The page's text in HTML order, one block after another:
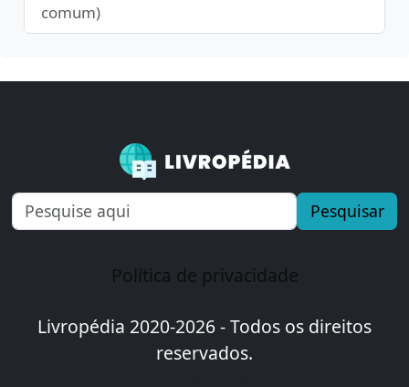
comum)
Pesquisar
Política de privacidade
Livropédia 2020-2026 - Todos os direitos
reservados.